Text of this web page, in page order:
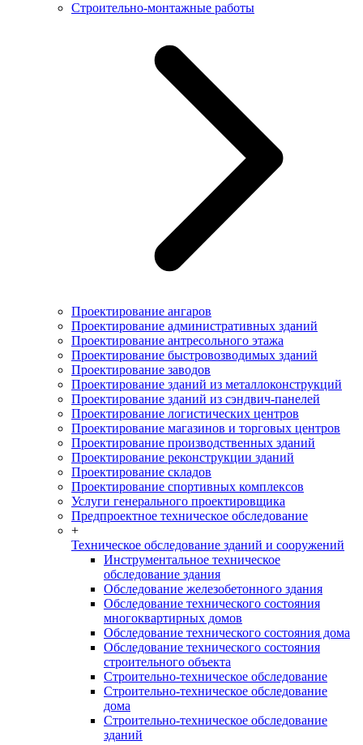
Строительно-монтажные работы
Проектирование ангаров
Проектирование административных зданий
Проектирование антресольного этажа
Проектирование быстровозводимых зданий
Проектирование заводов
Проектирование зданий из металлоконструкций
Проектирование зданий из сэндвич-панелей
Проектирование логистических центров
Проектирование магазинов и торговых центров
Проектирование производственных зданий
Проектирование реконструкции зданий
Проектирование складов
Проектирование спортивных комплексов
Услуги генерального проектировщика
Предпроектное техническое обследование
+
Техническое обследование зданий и сооружений
Инструментальное техническое
обследование здания
Обследование железобетонного здания
Обследование технического состояния
многоквартирных домов
Обследование технического состояния дома
Обследование технического состояния
строительного объекта
Строительно-техническое обследование
Строительно-техническое обследование
дома
Строительно-техническое обследование
зданий